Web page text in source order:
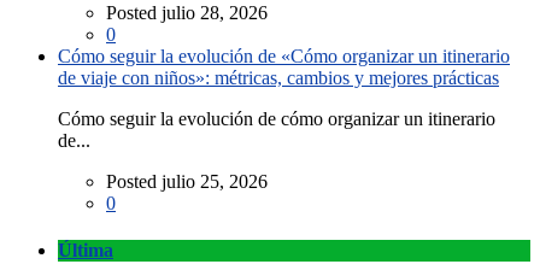
Posted julio 28, 2026
0
Cómo seguir la evolución de «Cómo organizar un itinerario
de viaje con niños»: métricas, cambios y mejores prácticas
Cómo seguir la evolución de cómo organizar un itinerario
de...
Posted julio 25, 2026
0
Última